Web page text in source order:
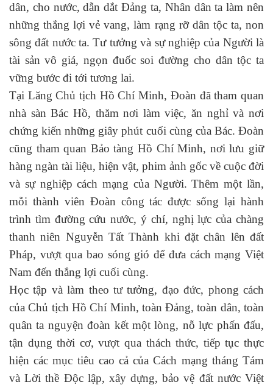
dân, cho nước, dẫn dắt Đảng ta, Nhân dân ta làm nên
những thắng lợi vẻ vang, làm rạng rỡ dân tộc ta, non
sông đất nước ta. Tư tưởng và sự nghiệp của Người là
tài sản vô giá, ngọn đuốc soi đường cho dân tộc ta
vững bước đi tới tương lai.
Tại Lăng Chủ tịch Hồ Chí Minh, Đoàn đã tham quan
nhà sàn Bác Hồ, thăm nơi làm việc, ăn nghỉ và nơi
chứng kiến những giây phút cuối cùng của Bác. Đoàn
cũng tham quan Bảo tàng Hồ Chí Minh, nơi lưu giữ
hàng ngàn tài liệu, hiện vật, phim ảnh gốc về cuộc đời
và sự nghiệp cách mạng của Người. Thêm một lần,
mỗi thành viên Đoàn công tác được sống lại hành
trình tìm đường cứu nước, ý chí, nghị lực của chàng
thanh niên Nguyễn Tất Thành khi đặt chân lên đất
Pháp, vượt qua bao sóng gió để đưa cách mạng Việt
Nam đến thắng lợi cuối cùng.
Học tập và làm theo tư tưởng, đạo đức, phong cách
của Chủ tịch Hồ Chí Minh, toàn Đảng, toàn dân, toàn
quân ta nguyện đoàn kết một lòng, nỗ lực phấn đấu,
tận dụng thời cơ, vượt qua thách thức, tiếp tục thực
hiện các mục tiêu cao cả của Cách mạng tháng Tám
và Lời thề Độc lập, xây dựng, bảo vệ đất nước Việt